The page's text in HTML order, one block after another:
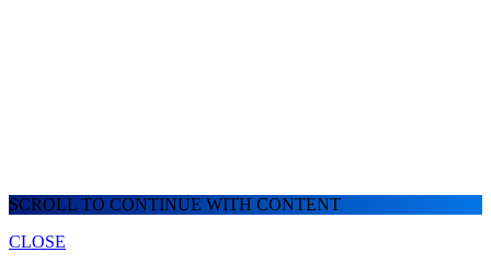
SCROLL TO CONTINUE WITH CONTENT
CLOSE